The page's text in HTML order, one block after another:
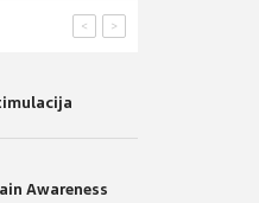
>
<
Awareness